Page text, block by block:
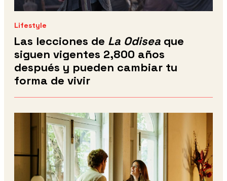
Lifestyle
Las lecciones de La Odisea que
siguen vigentes 2,800 años
después y pueden cambiar tu
forma de vivir